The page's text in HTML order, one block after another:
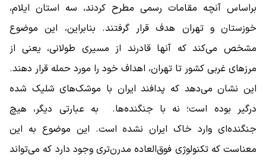
براساس آنچه مقامات رسمی مطرح کردند، سه استان ایلام،
خوزستان و تهران هدف قرار گرفتند. بنابراین، این موضوع
مشخص می‌کند که آنها قادرند از مسیری طولانی، یعنی از
مرزهای غربی کشور تا تهران، اهداف خود را مورد حمله قرار دهند.
این نشان می‌دهد که پدافند ایران با موشک‌های شلیک شده
درگیر بوده است؛ نه با جنگنده‌ها. به عبارتی دیگر، هیچ
جنگنده‌‌ای وارد خاک ایران نشده است. این موضوع به این
معناست که تکنولوژی فوق‌العاده مدرن‌تری وجود دارد که می‌تواند